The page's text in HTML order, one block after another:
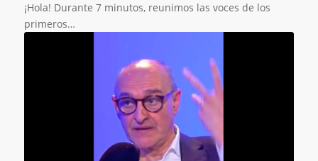
¡Hola! Durante 7 minutos, reunimos las voces de los
primeros…